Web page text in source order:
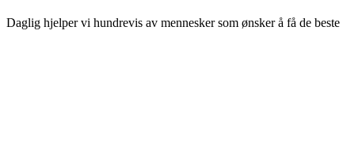
Daglig hjelper vi hundrevis av mennesker som ønsker å få de